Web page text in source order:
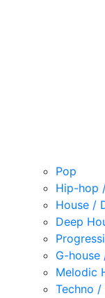
Pop
Hip-hop
House /
Deep
G-house
Melodic
Techno